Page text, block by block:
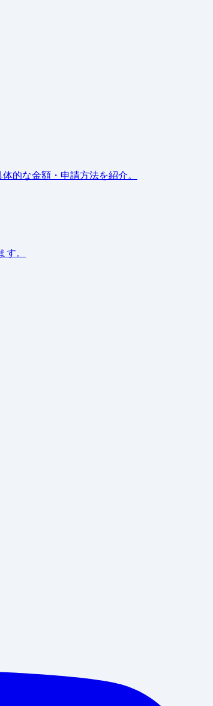
的な金額・申請方法を紹介。
。